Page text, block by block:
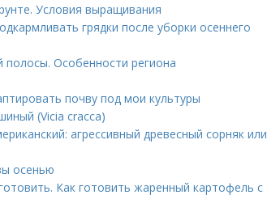
Условия выращивания
грядки после уборки осеннего
полосы. Особенности региона
почву под мои культуры
(Vicia cracca)
агрессивный древесный сорняк или
осенью
Как готовить жаренный картофель с